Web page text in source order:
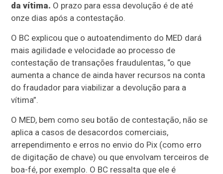
da vítima. O prazo para essa devolução é de até
onze dias após a contestação.
O BC explicou que o autoatendimento do MED dará
mais agilidade e velocidade ao processo de
contestação de transações fraudulentas, “o que
aumenta a chance de ainda haver recursos na conta
do fraudador para viabilizar a devolução para a
vítima”.
O MED, bem como seu botão de contestação, não se
aplica a casos de desacordos comerciais,
arrependimento e erros no envio do Pix (como erro
de digitação de chave) ou que envolvam terceiros de
boa-fé, por exemplo. O BC ressalta que ele é